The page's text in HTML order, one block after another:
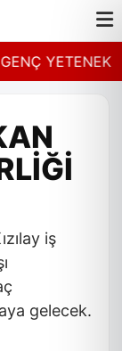
iş
gelecek.